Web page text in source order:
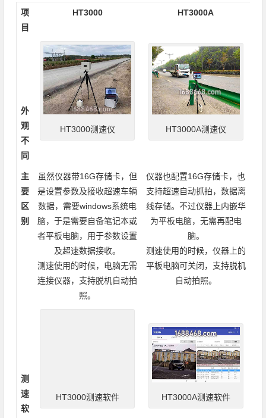
项
目
HT3000 HT3000A
外
观
不
同
HT3000测速仪 HT3000A测速仪
主
要
区
别
虽然仪器带16G存储卡，但
是设置参数及接收超速车辆
数据，需要windows系统电
脑，于是需要自备笔记本或
者平板电脑，用于参数设置
及超速数据接收。
测速使用的时候，电脑无需
连接仪器，支持脱机自动拍
照。
仪器也配置16G存储卡，也
支持超速自动抓拍，数据离
线存储。不过仪器上内嵌华
为平板电脑，无需再配电
脑。
测速使用的时候，仪器上的
平板电脑可关闭，支持脱机
自动拍照。
测
速
软
HT3000测速软件 HT3000A测速软件